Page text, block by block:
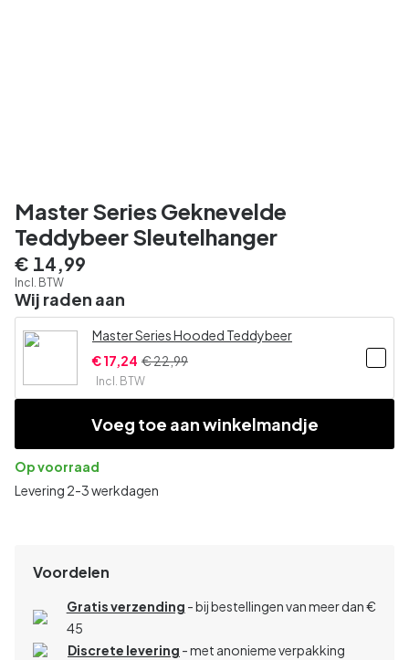
Master Series Geknevelde
Teddybeer Sleutelhanger
€ 14,99
Incl. BTW
Wij raden aan
Master Series Hooded Teddybeer
€ 17,24 € 22,99
Incl. BTW
Voeg toe aan winkelmandje
Op voorraad
Levering 2-3 werkdagen
Voordelen
Gratis verzending - bij bestellingen van meer dan €
45
Discrete levering - met anonieme verpakking